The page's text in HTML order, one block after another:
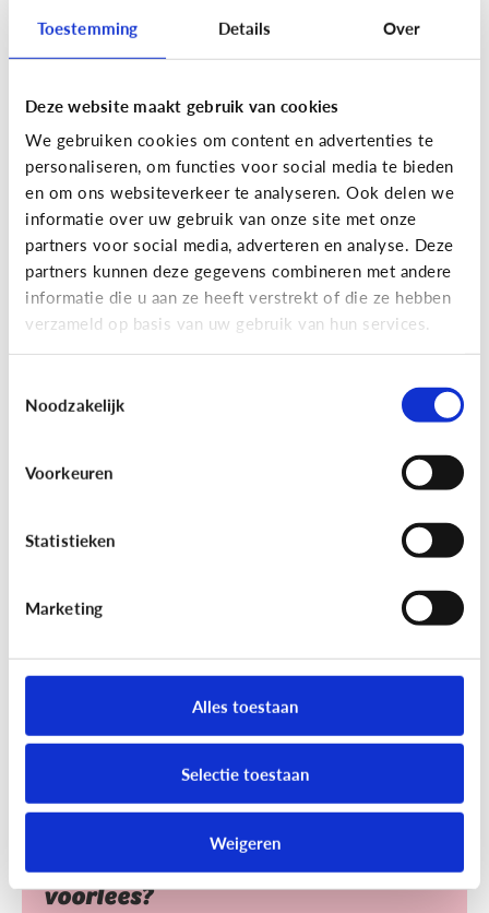
Toestemming Details Over
Deze website maakt gebruik van cookies
We gebruiken cookies om content en advertenties te
personaliseren, om functies voor social media te bieden
en om ons websiteverkeer te analyseren. Ook delen we
informatie over uw gebruik van onze site met onze
partners voor social media, adverteren en analyse. Deze
partners kunnen deze gegevens combineren met andere
informatie die u aan ze heeft verstrekt of die ze hebben
verzameld op basis van uw gebruik van hun services.
Noodzakelijk
Voorkeuren
Statistieken
Marketing
Alles toestaan
Selectie toestaan
Weigeren
Lees de 3 tips
Lezen
Mijn kind kan lezen, heeft het zin
dat ik nog voorlees?
Lezen
Voorlezen aan jonge kinderen zorgt ervoor dat ze
hen makkelijker?
Heeft het nut dat ik mijn baby
voorlees?